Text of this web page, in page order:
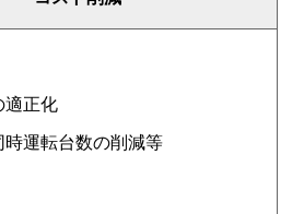
適正化
時運転台数の削減等